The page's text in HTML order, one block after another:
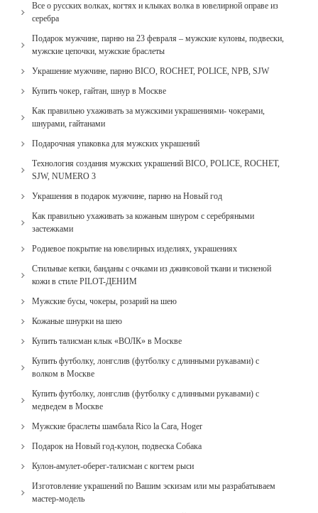
Все о русских волках, когтях и клыках волка в ювелирной оправе из
серебра
Подарок мужчине, парню на 23 февраля – мужские кулоны, подвески,
мужские цепочки, мужские браслеты
Украшение мужчине, парню BICO, ROCHET, POLICE, NPB, SJW
Купить чокер, гайтан, шнур в Москве
Как правильно ухаживать за мужскими украшениями- чокерами,
шнурами, гайтанами
Подарочная упаковка для мужских украшений
Технология создания мужских украшений BICO, POLICE, ROCHET,
SJW, NUMERO 3
Украшения в подарок мужчине, парню на Новый год
Как правильно ухаживать за кожаным шнуром с серебряными
застежками
Родиевое покрытие на ювелирных изделиях, украшениях
Стильные кепки, банданы с очками из джинсовой ткани и тисненой
кожи в стиле PILOT-ДЕНИМ
Мужские бусы, чокеры, розарий на шею
Кожаные шнурки на шею
Купить талисман клык «ВОЛК» в Москве
Купить футболку, лонгслив (футболку с длинными рукавами) с
волком в Москве
Купить футболку, лонгслив (футболку с длинными рукавами) с
медведем в Москве
Мужские браслеты шамбала Rico la Cara, Hoger
Подарок на Новый год-кулон, подвеска Собака
Кулон-амулет-оберег-талисман с когтем рыси
Изготовление украшений по Вашим эскизам или мы разрабатываем
мастер-модель